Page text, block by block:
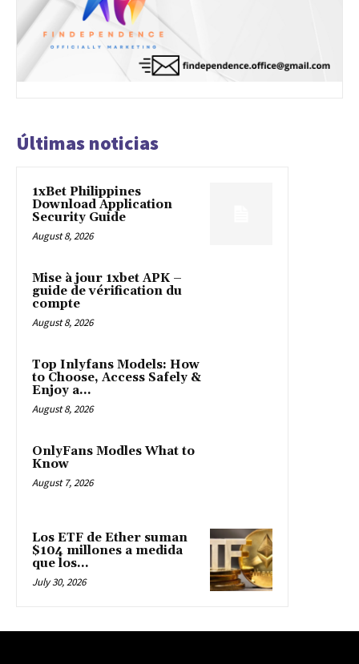
Últimas noticias
1xBet Philippines
Download Application
Security Guide
August 8, 2026
Mise à jour 1xbet APK –
guide de vérification du
compte
August 8, 2026
Top Inlyfans Models: How
to Choose, Access Safely &
Enjoy a...
August 8, 2026
OnlyFans Modles What to
Know
August 7, 2026
Los ETF de Ether suman
$104 millones a medida
que los...
July 30, 2026